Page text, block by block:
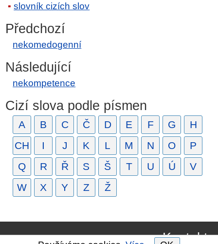
slovník cizích slov
Předchozí
nekomedogenní
Následující
nekompetence
Cizí slova podle písmen
A B C Č D E F G
H
CH
I J K L M N O
P
Q
R Ř S Š T U Ú
V
W
X Y Z Ž
Kontakt